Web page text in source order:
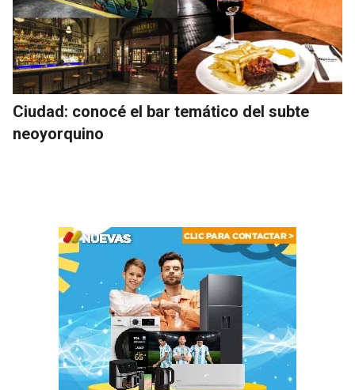
Ciudad: conocé el bar temático del subte
neoyorquino